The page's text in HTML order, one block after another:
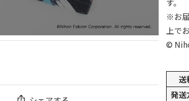
す。
※お
上で
©
送
発送